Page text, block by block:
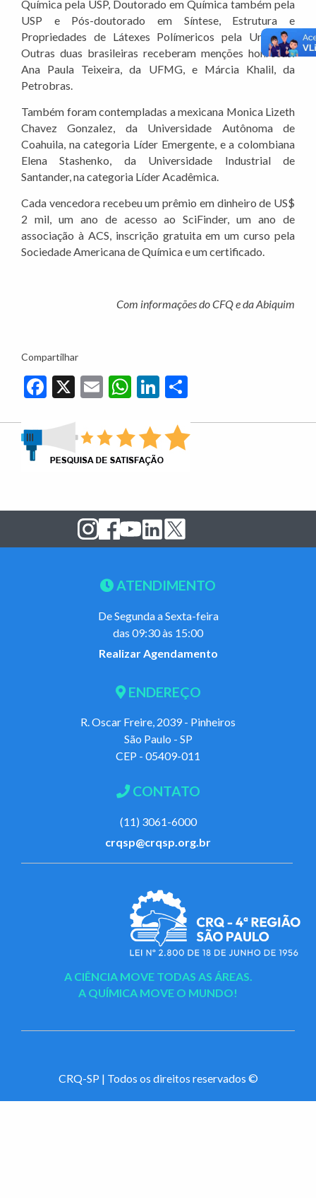
Química pela USP, Doutorado em Química também pela
USP e Pós-doutorado em Síntese, Estrutura e
Propriedades de Látexes Polímericos pela Unicamp.
Outras duas brasileiras receberam menções honrosas:
Ana Paula Teixeira, da UFMG, e Márcia Khalil, da
Petrobras.
Também foram contempladas a mexicana Monica Lizeth
Chavez Gonzalez, da Universidade Autônoma de
Coahuila, na categoria Líder Emergente, e a colombiana
Elena Stashenko, da Universidade Industrial de
Santander, na categoria Líder Acadêmica.
Cada vencedora recebeu um prêmio em dinheiro de US$
2 mil, um ano de acesso ao SciFinder, um ano de
associação à ACS, inscrição gratuita em um curso pela
Sociedade Americana de Química e um certificado.
Com informações do CFQ e da Abiquim
Compartilhar
Facebook
X EmailWhatsApp
LinkedIn
ATENDIMENTO
De Segunda a Sexta-feira
das 09:30 às 15:00
Realizar Agendamento
ENDEREÇO
R. Oscar Freire, 2039 - Pinheiros
São Paulo - SP
CEP - 05409-011
CONTATO
(11) 3061-6000
crqsp@crqsp.org.br
A CIÊNCIA MOVE TODAS AS ÁREAS.
A QUÍMICA MOVE O MUNDO!
CRQ-SP | Todos os direitos reservados ©